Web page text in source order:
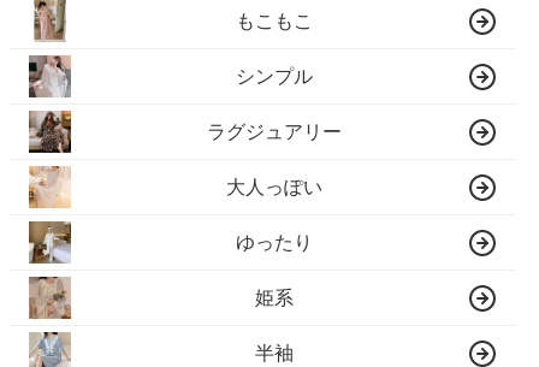
もこもこ
シンプル
ラグジュアリー
大人っぽい
ゆったり
姫系
半袖